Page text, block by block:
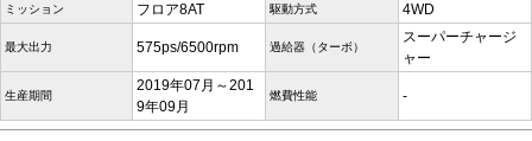
ミッション フロア8AT 駆動方式 4WD
最大出力 575ps/6500rpm 過給器（ターボ）
スーパーチャージ
ャー
生産期間
2019年07月～201
9年09月
燃費性能 -